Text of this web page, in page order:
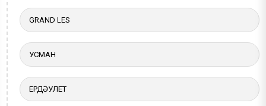
GRAND LES
УСМАН
ЕРДӘУЛЕТ